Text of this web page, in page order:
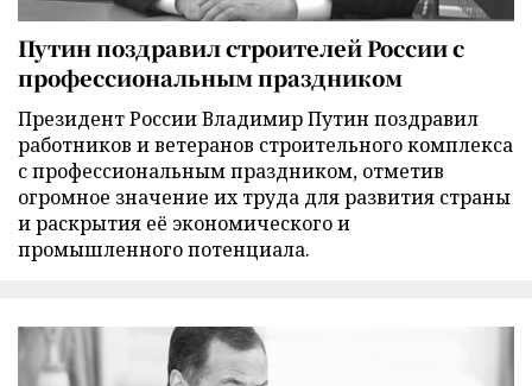
Путин поздравил строителей России с
профессиональным праздником
Президент России Владимир Путин поздравил
работников и ветеранов строительного комплекса
с профессиональным праздником, отметив
огромное значение их труда для развития страны
и раскрытия её экономического и
промышленного потенциала.